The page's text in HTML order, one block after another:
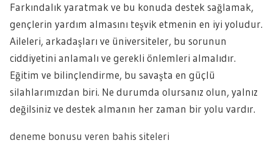
Farkındalık yaratmak ve bu konuda destek sağlamak,
gençlerin yardım almasını teşvik etmenin en iyi yoludur.
Aileleri, arkadaşları ve üniversiteler, bu sorunun
ciddiyetini anlamalı ve gerekli önlemleri almalıdır.
Eğitim ve bilinçlendirme, bu savaşta en güçlü
silahlarımızdan biri. Ne durumda olursanız olun, yalnız
değilsiniz ve destek almanın her zaman bir yolu vardır.
deneme bonusu veren bahis siteleri